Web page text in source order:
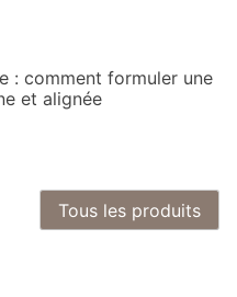
: comment formuler une
et alignée
Tous les produits